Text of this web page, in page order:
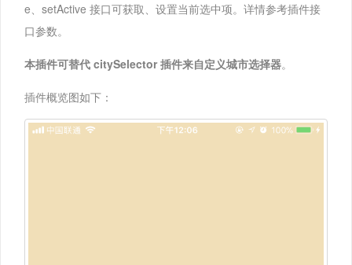
e、setActive 接口可获取、设置当前选中项。详情参考插件接
口参数。
本插件可替代 citySelector 插件来自定义城市选择器。
插件概览图如下：